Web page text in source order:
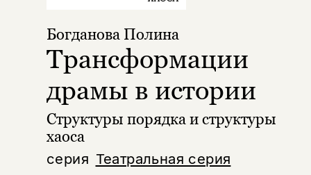
серия Театральная серия
Богданова Полина
Трансформации
драмы в истории
Структуры порядка и структуры
хаоса